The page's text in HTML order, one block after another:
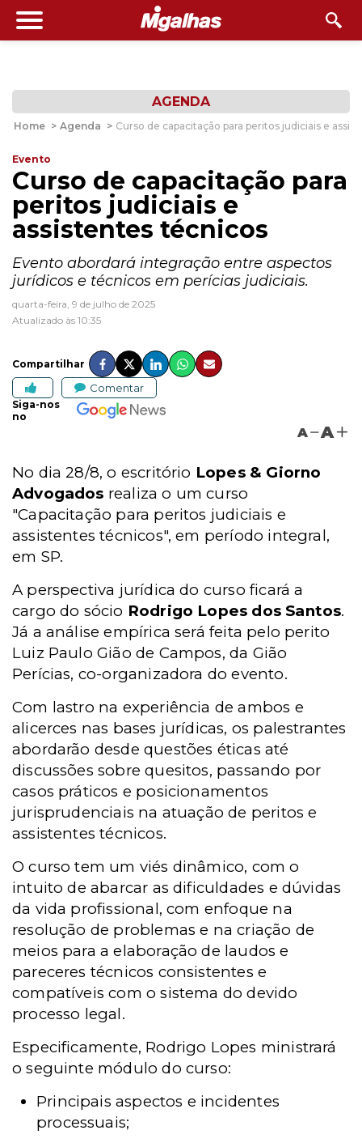
AGENDA
Home > Agenda > Curso de capacitação para peritos judiciais e
Evento
Curso de capacitação para
peritos judiciais e
assistentes técnicos
Evento abordará integração entre aspectos
jurídicos e técnicos em perícias judiciais.
quarta-feira, 9 de julho de 2025
Atualizado às 10:35
Compartilhar
Comentar
Siga-nos
no
A A
No dia 28/8, o escritório Lopes & Giorno
Advogados realiza o um curso
"Capacitação para peritos judiciais e
assistentes técnicos", em período integral,
em SP.
A perspectiva jurídica do curso ficará a
cargo do sócio Rodrigo Lopes dos Santos.
Já a análise empírica será feita pelo perito
Luiz Paulo Gião de Campos, da Gião
Perícias, co-organizadora do evento.
Com lastro na experiência de ambos e
alicerces nas bases jurídicas, os palestrantes
abordarão desde questões éticas até
discussões sobre quesitos, passando por
casos práticos e posicionamentos
jurisprudenciais na atuação de peritos e
assistentes técnicos.
O curso tem um viés dinâmico, com o
intuito de abarcar as dificuldades e dúvidas
da vida profissional, com enfoque na
resolução de problemas e na criação de
meios para a elaboração de laudos e
pareceres técnicos consistentes e
compatíveis com o sistema do devido
processo legal.
Especificamente, Rodrigo Lopes ministrará
o seguinte módulo do curso:
Principais aspectos e incidentes
processuais;